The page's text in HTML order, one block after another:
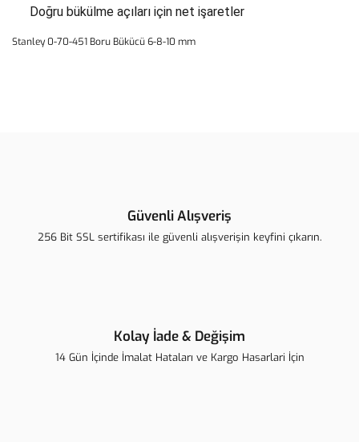
Doğru bükülme açıları için net işaretler
Stanley 0-70-451 Boru Bükücü 6-8-10 mm
Ürün açıklamasında eksik bilgiler bulunuyor.
Güvenli Alışveriş
256 Bit SSL sertifikası ile güvenli alışverişin keyfini çıkarın.
Kolay İade & Değişim
14 Gün İçinde İmalat Hataları ve Kargo Hasarlari İçin